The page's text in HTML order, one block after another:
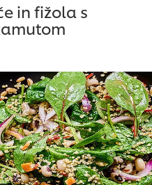
in fižola s